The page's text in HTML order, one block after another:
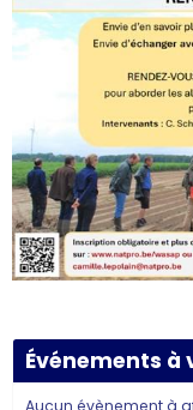
Événements à